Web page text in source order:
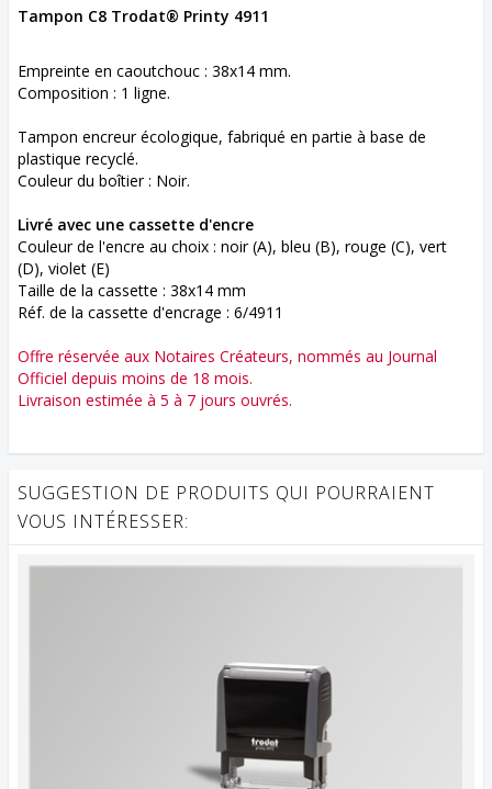
Tampon C8 Trodat® Printy 4911
Empreinte en caoutchouc : 38x14 mm.
Composition : 1 ligne.
Tampon encreurécologique, fabriqué en partie à base de
plastique recyclé.
Couleur du boîtier : Noir.
Livré avec une cassette d'encre
Couleur de l'encre au choix : noir (A), bleu (B), rouge (C), vert
(D), violet (E)
Taille de la cassette : 38x14 mm
Réf. de la cassette d'encrage : 6/4911
Offre réservée aux Notaires Créateurs, nommés au Journal
Officiel depuis moins de 18 mois.
Livraison estimée à 5 à 7 jours ouvrés.
SUGGESTION DE PRODUITS QUI POURRAIENT
VOUS INTÉRESSER: